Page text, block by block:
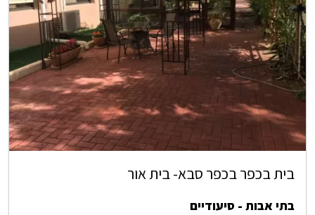
בית בכפר בכפר סבא- בית אור
בתי אבות - סיעודיים